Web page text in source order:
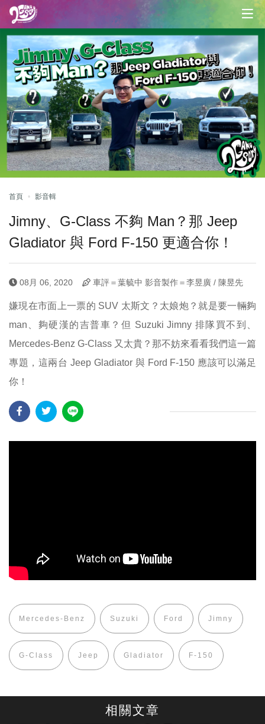
首頁 影音輯
Jimny、G-Class 不夠 Man？那 Jeep
Gladiator 與 Ford F-150 更適合你！
08月 06, 2020 車評＝葉毓中 影音製作＝李昱廣 / 陳昱先
嫌現在市面上一票的 SUV 太斯文？太娘炮？就是要一輛夠
man、夠硬漢的吉普車？但 Suzuki Jimny 排隊買不到、
Mercedes-Benz G-Class 又太貴？那不妨來看看我們這一篇
專題，這兩台 Jeep Gladiator 與 Ford F-150 應該可以滿足
你！
Mercedes-Benz Suzuki Ford Jimny
G-Class Jeep Gladiator F-150
相關文章